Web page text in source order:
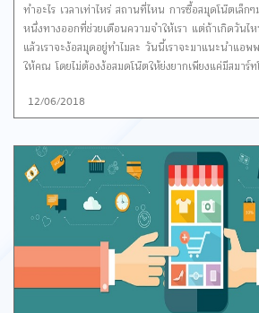
ทำอะไร เวลาเท่าไหร่ สถานที่ไหน การซื้อสมุดโน๊ตเล็ก
หนึ่งทางออกที่ช่วยเตือนความจำให้เรา แต่ถ้าเกิดวันไห
แล้วเราจะง้อสมุดอยู่ทำไมละ วันนี้เราจะมาแนะนำแอพ
ให้คุณ โดยไม่ต้องง้อสมุดโน๊ตให้ยุ่งยากเพียงแค่มีสมา
บันทึกเป็นเรื่องง่าย โดยบริการใหม่ของ Google ที่มีชื่อ
งานที่ง่ายและสะดวก รูปแอบบแอพฯดูเรียบง่าย สามา
ร์ทโฟน แท็บเล็ตและบนเว็บบราวเซอร์ ซึ่งหากเราล็อกอิ
บันทึกในก็สมาร์ทโฟนและบน PC ก็จ
Google Keep กับการบันทึกในรูปแบบโน็ต
เป็นข้อความ แนบภาพถ่ายหรือรูปภาพ วาดภาพ และข้
เปลี่ยนสีของกระดาษโน๊ตไ
เปิดการแจ้งเตือนในโน๊ตที่เราต้องการให้แจ้งเตือนได้
สถานที่ที่เราต้
Google Keep ยังสามารถบันทึกโน็ตแบบ To-Do-
แอพพลิเคชั่นที่ช่วยให้การใช้ชีวิตประจำวันของเราเป็นเ
12/06/2018